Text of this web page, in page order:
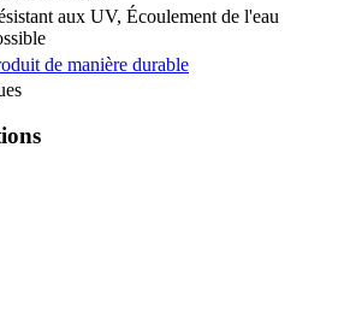
aux UV, Écoulement de l'eau
de manière durable